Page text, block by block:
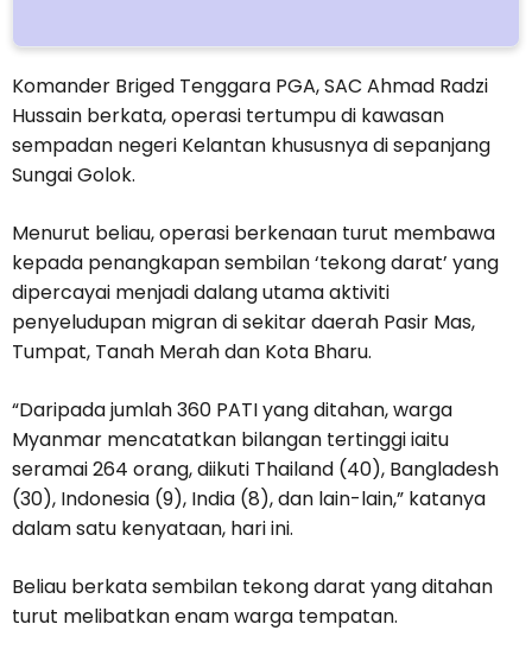
Komander Briged Tenggara PGA, SAC Ahmad Radzi
Hussain berkata, operasi tertumpu di kawasan
sempadan negeri Kelantan khususnya di sepanjang
Sungai Golok.
Menurut beliau, operasi berkenaan turut membawa
kepada penangkapan sembilan ‘tekong darat’ yang
dipercayai menjadi dalang utama aktiviti
penyeludupan migran di sekitar daerah Pasir Mas,
Tumpat, Tanah Merah dan Kota Bharu.
“Daripada jumlah 360 PATI yang ditahan, warga
Myanmar mencatatkan bilangan tertinggi iaitu
seramai 264 orang, diikuti Thailand (40), Bangladesh
(30), Indonesia (9), India (8), dan lain-lain,” katanya
dalam satu kenyataan, hari ini.
Beliau berkata sembilan tekong darat yang ditahan
turut melibatkan enam warga tempatan.